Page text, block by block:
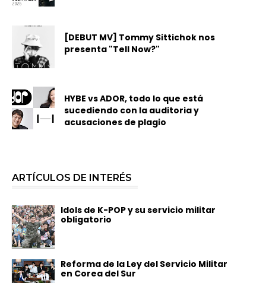
[DEBUT MV] Tommy Sittichok nos
presenta "Tell Now?"
HYBE vs ADOR, todo lo que está
sucediendo con la auditoria y
acusaciones de plagio
ARTÍCULOS DE INTERÉS
Idols de K-POP y su servicio militar
obligatorio
Reforma de la Ley del Servicio Militar
en Corea del Sur